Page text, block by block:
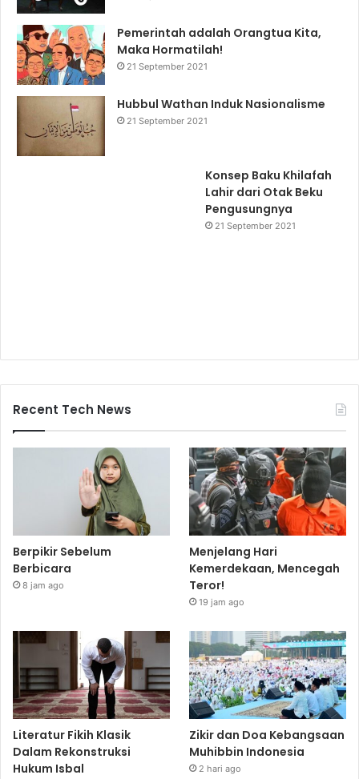
Pemerintah adalah Orangtua Kita,
Maka Hormatilah!
21 September 2021
Hubbul Wathan Induk Nasionalisme
21 September 2021
Konsep Baku Khilafah
Lahir dari Otak Beku
Pengusungnya
21 September 2021
Recent Tech News
Berpikir Sebelum
Berbicara
8 jam ago
Menjelang Hari
Kemerdekaan, Mencegah
Teror!
19 jam ago
Literatur Fikih Klasik
Dalam Rekonstruksi
Hukum Isbal
Zikir dan Doa Kebangsaan
Muhibbin Indonesia
2 hari ago